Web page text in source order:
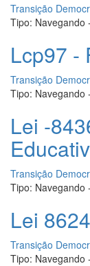
Transição
Tipo: Navegando
Lcp97 -
Transição
Tipo: Navegando
Lei -
Transição
Tipo: Navegando
Lei
Transição
Tipo: Navegando